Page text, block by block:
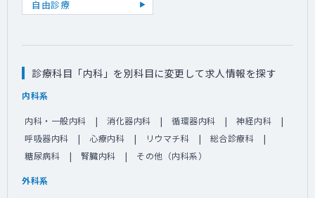
自由診療
診療科目「内科」を別科目に変更して求人情報を探す
内科系
内科・一般内科 消化器内科 循環器内科
神経内科
呼吸器内科
心療内科 リウマチ科
総合診療科
糖尿病科
腎臓内科 その他（内科系）
外科系